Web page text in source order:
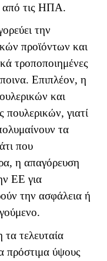
από τις ΗΠΑ.
την
προϊόντων και
τροποποιημένες
Επιπλέον, η
και
πουλερικών, γιατί
τα
που
η απαγόρευση
ΕΕ για
την ασφάλεια ή
τελευταία
πρόστιμα ύψους